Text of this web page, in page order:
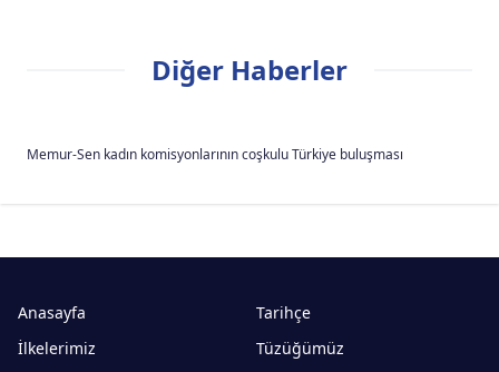
Diğer Haberler
Memur-Sen kadın komisyonlarının coşkulu Türkiye buluşması
Anasayfa
Tarihçe
İlkelerimiz
Tüzüğümüz